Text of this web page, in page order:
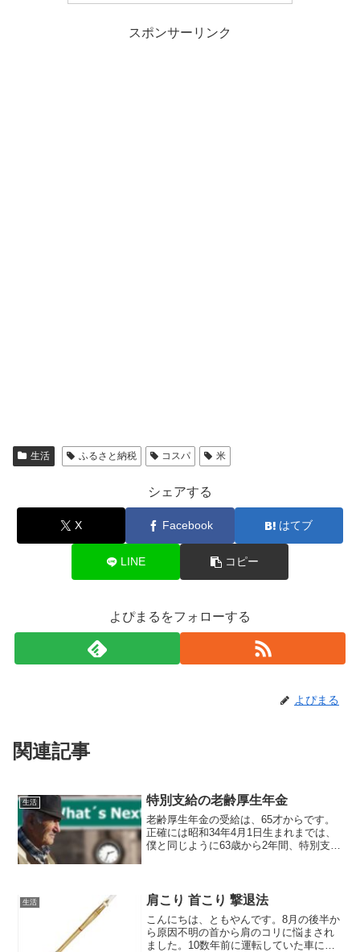
スポンサーリンク
生活 ふるさと納税 コスパ 米
シェアする
X Facebook はてブ
LINE コピー
よぴまるをフォローする
よぴまる
関連記事
生活 特別支給の老齢厚生年金
老齢厚生年金の受給は、65才からです。
正確には昭和34年4月1日生まれまでは、
僕と同じように63歳から2年間、特別支給
生活 肩こり 首こり 撃退法
こんにちは、ともやんです。8月の後半か
ら原因不明の首から肩のコリに悩まされ
ました。10数年前に運転していた車に後